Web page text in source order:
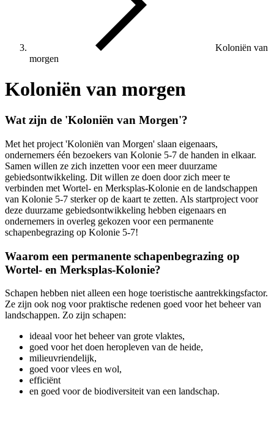
Koloniën van
morgen
Koloniën van morgen
Wat zijn de 'Koloniën van Morgen'?
Met het project 'Koloniën van Morgen' slaan eigenaars,
ondernemers één bezoekers van Kolonie 5-7 de handen in elkaar.
Samen willen ze zich inzetten voor een meer duurzame
gebiedsontwikkeling. Dit willen ze doen door zich meer te
verbinden met Wortel- en Merksplas-Kolonie en de landschappen
van Kolonie 5-7 sterker op de kaart te zetten. Als startproject voor
deze duurzame gebiedsontwikkeling hebben eigenaars en
ondernemers in overleg gekozen voor een permanente
schapenbegrazing op Kolonie 5-7!
Waarom een permanente schapenbegrazing op
Wortel- en Merksplas-Kolonie?
Schapen hebben niet alleen een hoge toeristische aantrekkingsfactor.
Ze zijn ook nog voor praktische redenen goed voor het beheer van
landschappen. Zo zijn schapen:
ideaal voor het beheer van grote vlaktes,
goed voor het doen heropleven van de heide,
milieuvriendelijk,
goed voor vlees en wol,
efficiënt
en goed voor de biodiversiteit van een landschap.